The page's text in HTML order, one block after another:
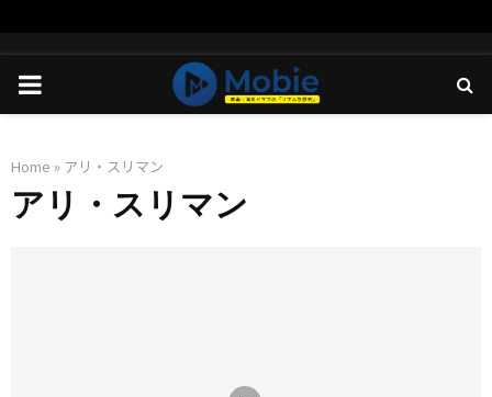
PRIMARY
Home » アリ・スリマン
アリ・スリマン